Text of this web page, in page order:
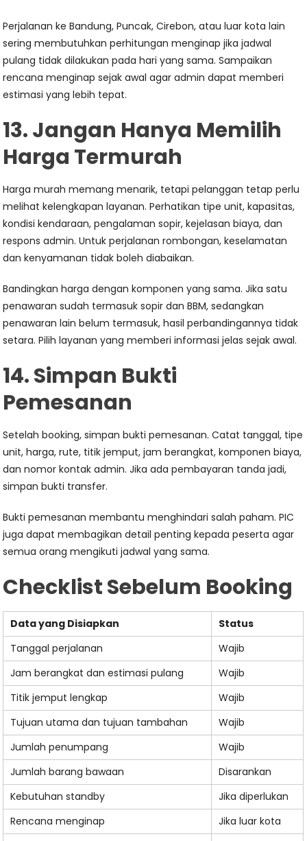
Perjalanan ke Bandung, Puncak, Cirebon, atau luar kota lain
sering membutuhkan perhitungan menginap jika jadwal
pulang tidak dilakukan pada hari yang sama. Sampaikan
rencana menginap sejak awal agar admin dapat memberi
estimasi yang lebih tepat.
13. Jangan Hanya Memilih
Harga Termurah
Harga murah memang menarik, tetapi pelanggan tetap perlu
melihat kelengkapan layanan. Perhatikan tipe unit, kapasitas,
kondisi kendaraan, pengalaman sopir, kejelasan biaya, dan
respons admin. Untuk perjalanan rombongan, keselamatan
dan kenyamanan tidak boleh diabaikan.
Bandingkan harga dengan komponen yang sama. Jika satu
penawaran sudah termasuk sopir dan BBM, sedangkan
penawaran lain belum termasuk, hasil perbandingannya tidak
setara. Pilih layanan yang memberi informasi jelas sejak awal.
14. Simpan Bukti
Pemesanan
Setelah booking, simpan bukti pemesanan. Catat tanggal, tipe
unit, harga, rute, titik jemput, jam berangkat, komponen biaya,
dan nomor kontak admin. Jika ada pembayaran tanda jadi,
simpan bukti transfer.
Bukti pemesanan membantu menghindari salah paham. PIC
juga dapat membagikan detail penting kepada peserta agar
semua orang mengikuti jadwal yang sama.
Checklist Sebelum Booking
Data yang Disiapkan
Status
Tanggal perjalanan
Wajib
Jam berangkat dan estimasi pulang
Wajib
Titik jemput lengkap
Wajib
Tujuan utama dan tujuan tambahan
Wajib
Jumlah penumpang
Wajib
Jumlah barang bawaan
Disarankan
Kebutuhan standby
Jika diperlukan
Rencana menginap
Jika luar kota